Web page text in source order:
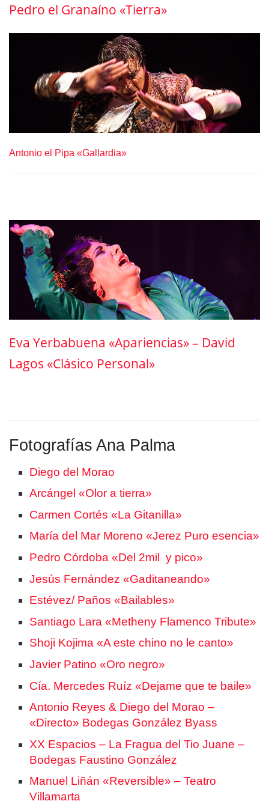
Pedro el Granaíno «Tierra»
Antonio el Pipa «Gallardia»
Eva Yerbabuena «Apariencias» – David
Lagos «Clásico Personal»
Fotografías Ana Palma
Diego del Morao
Arcángel «Olor a tierra»
Carmen Cortés «La Gitanilla»
María del Mar Moreno «Jerez Puro esencia»
Pedro Córdoba «Del 2mil y pico»
Jesús Fernández «Gaditaneando»
Estévez/ Paños «Bailables»
Santiago Lara «Metheny Flamenco Tribute»
Shoji Kojima «A este chino no le canto»
Javier Patino «Oro negro»
Cía. Mercedes Ruíz «Dejame que te baile»
Antonio Reyes & Diego del Morao –
«Directo» Bodegas González Byass
XX Espacios – La Fragua del Tio Juane –
Bodegas Faustino González
Manuel Liñán «Reversible» – Teatro
Villamarta